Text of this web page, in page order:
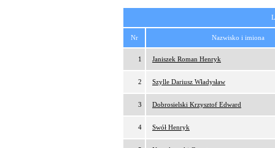
Nr Nazwisko i imiona
1 Janiszek Roman Henryk
2 Szylle Dariusz Władysław
3 Dobrosielski Krzysztof Edward
4 Swół Henryk